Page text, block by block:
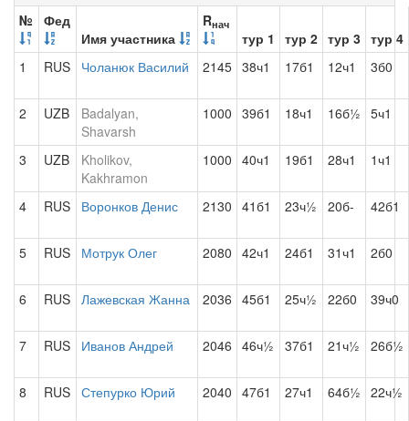
№
Фед
Имя участника
Rнач
тур 1 тур 2 тур 3 тур 4
1
RUS Чоланюк Василий 2145 38ч1 17б1 12ч1 3б0
2 UZB
Badalyan,
Shavarsh
1000 39б1 18ч1 16б½ 5ч1
3 UZB
Kholikov,
Kakhramon
1000 40ч1 19б1 28ч1 1ч1
4 RUS Воронков Денис 2130 41б1 23ч½ 20б- 42б1
5 RUS Мотрук Олег 2080 42ч1 24б1 31ч1 2б0
6 RUS Лажевская Жанна 2036 45б1 25ч½ 22б0 39ч0
7 RUS Иванов Андрей 2046 46ч½ 37б1 21ч½ 26б½
8 RUS Степурко Юрий 2040 47б1 27ч1 64б½ 22ч½